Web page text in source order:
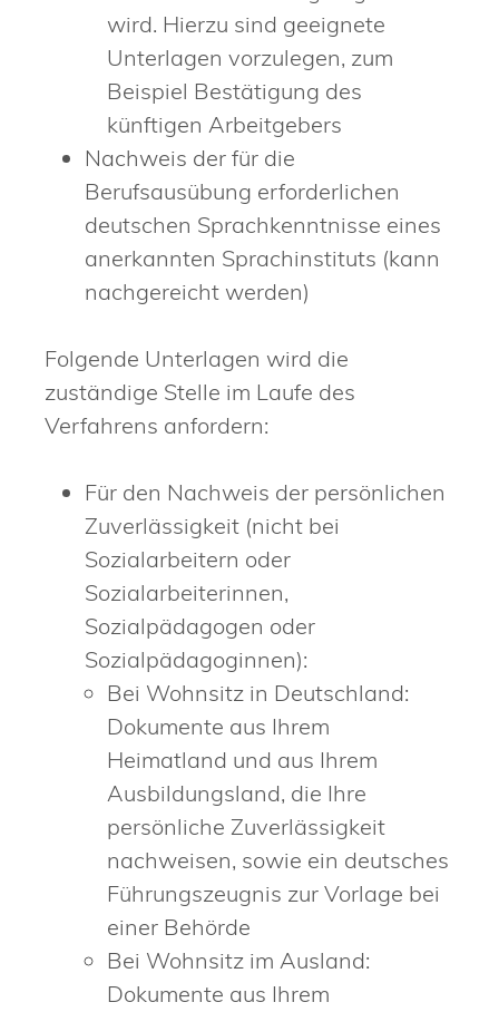
wird. Hierzu sind geeignete
Unterlagen vorzulegen, zum
Beispiel Bestätigung des
künftigen Arbeitgebers
Nachweis der für die
Berufsausübung erforderlichen
deutschen Sprachkenntnisse eines
anerkannten Sprachinstituts (kann
nachgereicht werden)
Folgende Unterlagen wird die
zuständige Stelle im Laufe des
Verfahrens anfordern:
Für den Nachweis der persönlichen
Zuverlässigkeit (nicht bei
Sozialarbeitern oder
Sozialarbeiterinnen,
Sozialpädagogen oder
Sozialpädagoginnen):
Bei Wohnsitz in Deutschland:
Dokumente aus Ihrem
Heimatland und aus Ihrem
Ausbildungsland, die Ihre
persönliche Zuverlässigkeit
nachweisen, sowie ein deutsches
Führungszeugnis zur Vorlage bei
einer Behörde
Bei Wohnsitz im Ausland:
Dokumente aus Ihrem